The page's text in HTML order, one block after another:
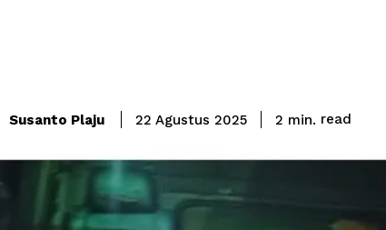
Susanto Plaju 22 Agustus 2025 2 min. read